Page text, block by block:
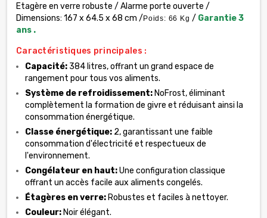
Etagère en verre robuste / Alarme porte ouverte /
Dimensions: 167 x 64.5 x 68 cm / Poids: 66 Kg / Garantie 3
ans .
Caractéristiques principales :
Capacité: 384 litres, offrant un grand espace de
rangement pour tous vos aliments.
Système de refroidissement: NoFrost, éliminant
complètement la formation de givre et réduisant ainsi la
consommation énergétique.
Classe énergétique: 2, garantissant une faible
consommation d'électricité et respectueux de
l'environnement.
Congélateur en haut:Une configuration classique
offrant un accès facile aux aliments congelés.
Étagères en verre: Robustes et faciles à nettoyer.
Couleur: Noir élégant.